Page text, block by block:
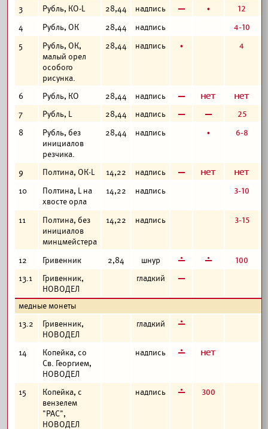
3 Рубль, КО-L 28,44 надпись в б 12
4 Рубль, ОК 28,44 надпись 4-10
5
Рубль, ОК,
малый орел
особого
рисунка.
28,44 надпись б 4
6 Рубль, КО 28,44 надпись в а а
7 Рубль, L 28,44 надпись в в 25
8
Рубль, без
инициалов
резчика.
28,44 надпись б 6-8
9 Полтина, ОК-L 14,22 надпись в а а
10
Полтина, L на
хвосте орла
14,22 надпись 3-10
11
Полтина, без
инициалов
минцмейстера
14,22 надпись 3-15
12 Гривенник 2,84 шнур г г 100
13.1
Гривенник,
НОВОДЕЛ
гладкий в
медные монеты
13.2
Гривенник,
НОВОДЕЛ
гладкий г
14
Копейка, со
Св. Георгием,
НОВОДЕЛ
надпись г а
15
Копейка, с
вензелем
"РАС",
НОВОДЕЛ
надпись г 300